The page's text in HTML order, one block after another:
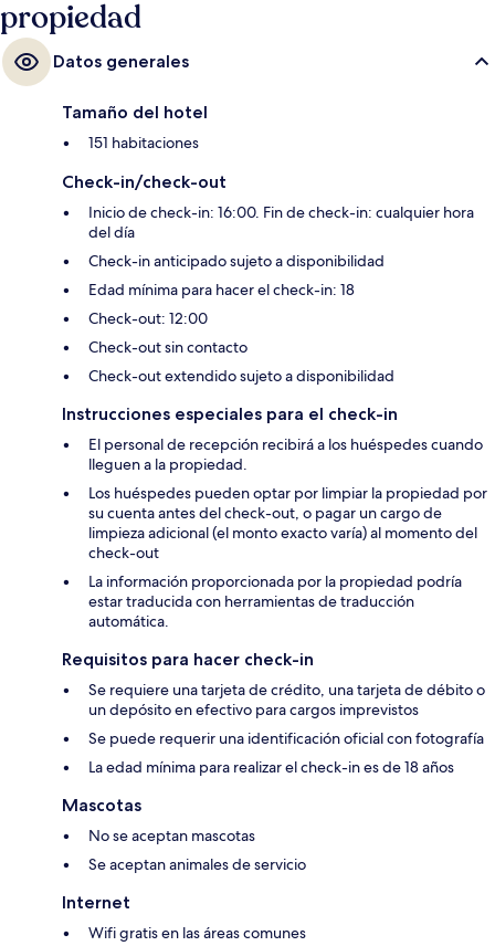
propiedad
Datos generales
Tamaño del hotel
151 habitaciones
Check-in/check-out
Inicio de check-in: 16:00. Fin de check-in: cualquier hora
del día
Check-in anticipado sujeto a disponibilidad
Edad mínima para hacer el check-in: 18
Check-out: 12:00
Check-out sin contacto
Check-out extendido sujeto a disponibilidad
Instrucciones especiales para el check-in
El personal de recepción recibirá a los huéspedes cuando
lleguen a la propiedad.
Los huéspedes pueden optar por limpiar la propiedad por
su cuenta antes del check-out, o pagar un cargo de
limpieza adicional (el monto exacto varía) al momento del
check-out
La información proporcionada por la propiedad podría
estar traducida con herramientas de traducción
automática.
Requisitos para hacer check-in
Se requiere una tarjeta de crédito, una tarjeta de débito o
un depósito en efectivo para cargos imprevistos
Se puede requerir una identificación oficial con fotografía
La edad mínima para realizar el check-in es de 18 años
Mascotas
No se aceptan mascotas
Se aceptan animales de servicio
Internet
Wifi gratis en las áreas comunes